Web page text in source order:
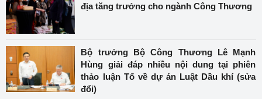
địa tăng trưởng cho ngành Công Thương
Bộ trưởng Bộ Công Thương Lê Mạnh
Hùng giải đáp nhiều nội dung tại phiên
thảo luận Tổ về dự án Luật Dầu khí (sửa
đổi)